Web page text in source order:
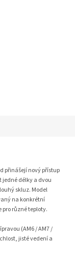
přinášejí nový přístup
jedné délky a dvou
skluz. Model
na konkrétní
různé teploty.
(AM6 / AM7 /
jisté vedení a